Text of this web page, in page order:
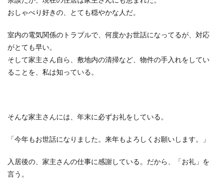
おしゃべり好きの、とても穏やかな人だ。
室内の電気関係のトラブルで、何度かお世話になってるが、対応
がとても早い。
そして家主さん自ら、敷地内の清掃など、物件の手入れをしてい
ることを、私は知っている。
そんな家主さんには、年末に必ずお礼をしている。
「今年もお世話になりました。来年もよろしくお願いします。」
入居後の、家主さんの仕事に感謝している。だから、「お礼」を
言う。